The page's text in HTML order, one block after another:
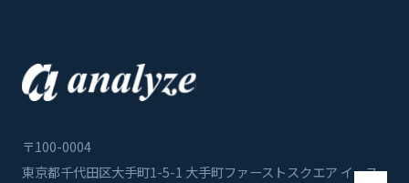
〒100-0004
東京都千代田区大手町1-5-1 大手町ファーストスクエア イース